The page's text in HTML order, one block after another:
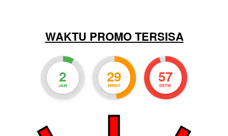
WAKTU PROMO TERSISA
2
JAM 29
MENIT 53
DETIK